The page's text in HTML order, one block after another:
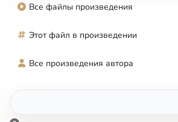
Все файлы произведения
Этот файл в произведении
Все произведения автора